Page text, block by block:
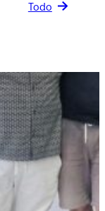
Todo